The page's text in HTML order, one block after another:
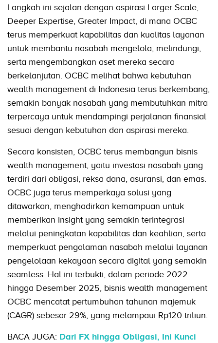
Langkah ini sejalan dengan aspirasi Larger Scale,
Deeper Expertise, Greater Impact, di mana OCBC
terus memperkuat kapabilitas dan kualitas layanan
untuk membantu nasabah mengelola, melindungi,
serta mengembangkan aset mereka secara
berkelanjutan. OCBC melihat bahwa kebutuhan
wealth management di Indonesia terus berkembang,
semakin banyak nasabah yang membutuhkan mitra
terpercaya untuk mendampingi perjalanan finansial
sesuai dengan kebutuhan dan aspirasi mereka.
Secara konsisten, OCBC terus membangun bisnis
wealth management, yaitu investasi nasabah yang
terdiri dari obligasi, reksa dana, asuransi, dan emas.
OCBC juga terus memperkaya solusi yang
ditawarkan, menghadirkan kemampuan untuk
memberikan insight yang semakin terintegrasi
melalui peningkatan kapabilitas dan keahlian, serta
memperkuat pengalaman nasabah melalui layanan
pengelolaan kekayaan secara digital yang semakin
seamless. Hal ini terbukti, dalam periode 2022
hingga Desember 2025, bisnis wealth management
OCBC mencatat pertumbuhan tahunan majemuk
(CAGR) sebesar 29%, yang melampaui Rp120 triliun.
BACA JUGA: Dari FX hingga Obligasi, Ini Kunci